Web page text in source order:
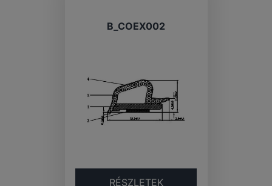
B_COEX002
RÉSZLETEK